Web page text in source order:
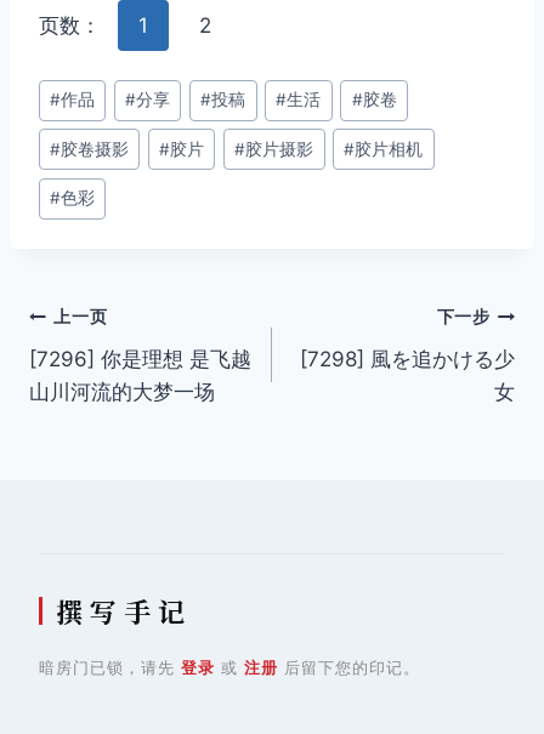
页数： 1 2
文
章
标
签：
#作品 #分享 #投稿 #生活 #胶卷
#胶卷摄影 #胶片 #胶片摄影 #胶片相机
#色彩
文
章
上一页
[7296] 你是理想 是飞越
山川河流的大梦一场
下一步
[7298] 風を追かける少
女
撰 写 手 记
暗房门已锁，请先 登录 或 注册 后留下您的印记。